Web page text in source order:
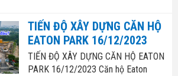
TIẾN ĐỘ XÂY DỰNG CĂN HỘ
EATON PARK 16/12/2023
TIẾN ĐỘ XÂY DỰNG CĂN HỘ EATON
PARK 16/12/2023 Căn hộ Eaton